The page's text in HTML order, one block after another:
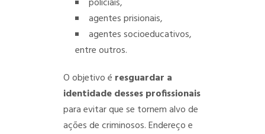
agentes prisionais,
agentes socioeducativos,
entre outros.
O objetivo é resguardar a
identidade desses profissionais
para evitar que se tornem alvo de
ações de criminosos. Endereço e